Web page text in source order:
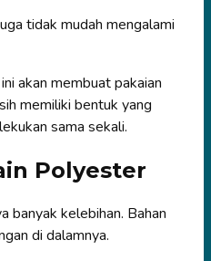
tidak mudah mengalami
akan membuat pakaian
memiliki bentuk yang
sama sekali.
Polyester
banyak kelebihan. Bahan
di dalamnya.